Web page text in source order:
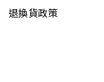
退換貨政策